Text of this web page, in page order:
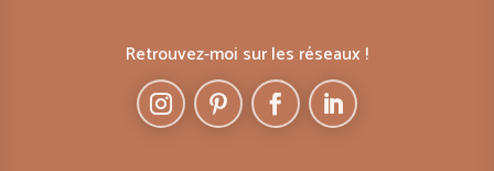
Retrouvez-moi sur les réseaux !